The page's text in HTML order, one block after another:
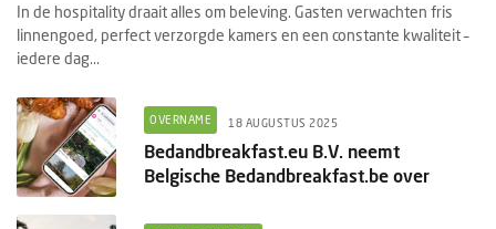
In de hospitality draait alles om beleving. Gasten verwachten fris
linnengoed, perfect verzorgde kamers en een constante kwaliteit –
iedere dag...
OVERNAME 18 AUGUSTUS 2025
Bedandbreakfast.eu B.V. neemt
Belgische Bedandbreakfast.be over